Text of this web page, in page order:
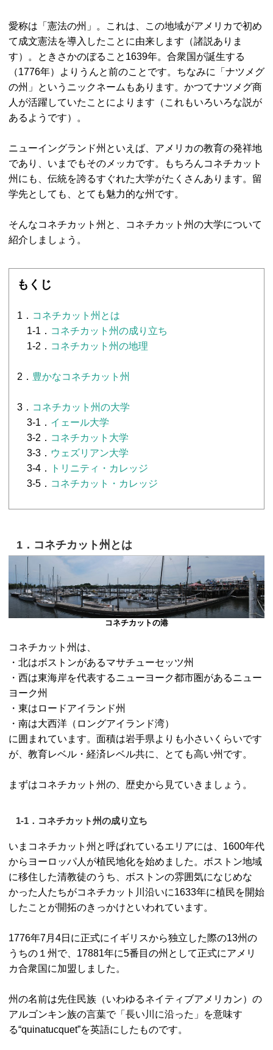
愛称は「憲法の州」。これは、この地域がアメリカで初め
て成文憲法を導入したことに由来します（諸説ありま
す）。ときさかのぼること1639年。合衆国が誕生する
（1776年）よりうんと前のことです。ちなみに「ナツメグ
の州」というニックネームもあります。かつてナツメグ商
人が活躍していたことによります（これもいろいろな説が
あるようです）。
ニューイングランド州といえば、アメリカの教育の発祥地
であり、いまでもそのメッカです。もちろんコネチカット
州にも、伝統を誇るすぐれた大学がたくさんあります。留
学先としても、とても魅力的な州です。
そんなコネチカット州と、コネチカット州の大学について
紹介しましょう。
もくじ
1． コネチカット州とは
1-1． コネチカット州の成り立ち
1-2． コネチカット州の地理
2． 豊かなコネチカット州
3． コネチカット州の大学
3-1． イェール大学
3-2． コネチカット大学
3-3． ウェズリアン大学
3-4．
トリニティ・カレッジ
3-5． コネチカット・カレッジ
1．コネチカット州とは
コネチカットの港
コネチカット州は、
・北はボストンがあるマサチューセッツ州
・西は東海岸を代表するニューヨーク都市圏があるニュー
ヨーク州
・東はロードアイランド州
・南は大西洋（ロングアイランド湾）
に囲まれています。面積は岩手県よりも小さいくらいです
が、教育レベル・経済レベル共に、とても高い州です。
まずはコネチカット州の、歴史から見ていきましょう。
1-1．コネチカット州の成り立ち
いまコネチカット州と呼ばれているエリアには、1600年代
からヨーロッパ人が植民地化を始めました。ボストン地域
に移住した清教徒のうち、ボストンの雰囲気になじめな
かった人たちがコネチカット川沿いに1633年に植民を開始
したことが開拓のきっかけといわれています。
1776年7月4日に正式にイギリスから独立した際の13州の
うちの１州で、17881年に5番目の州として正式にアメリ
カ合衆国に加盟しました。
州の名前は先住民族（いわゆるネイティブアメリカン）の
アルゴンキン族の言葉で「長い川に沿った」を意味す
る“quinatucquet”を英語にしたものです。